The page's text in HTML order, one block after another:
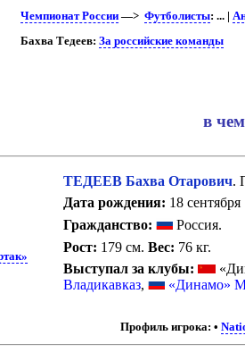
Чемпионат России—> Футболисты: ... |
Бахва Тедеев: За российские команды
в
ТЕДЕЕВ Бахва Отарович.
Дата рождения: 18 сентября
Гражданство:
Россия.
Рост: 179 см.Вес: 76 кг.
Выступал за клубы:
Владикавказ, «Динамо»
Профиль игрока: •